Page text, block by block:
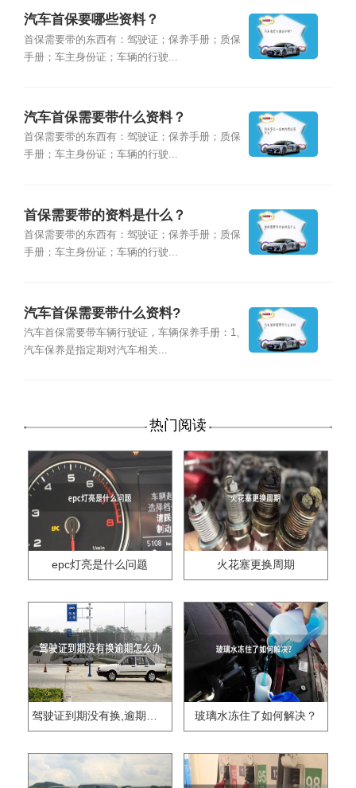
汽车首保要哪些资料？
首保需要带的东西有：驾驶证；保养手册；质保
手册；车主身份证；车辆的行驶...
汽车首保需要带什么资料？
首保需要带的东西有：驾驶证；保养手册；质保
手册；车主身份证；车辆的行驶...
首保需要带的资料是什么？
首保需要带的东西有：驾驶证；保养手册；质保
手册；车主身份证；车辆的行驶...
汽车首保需要带什么资料?
汽车首保需要带车辆行驶证，车辆保养手册：1、
汽车保养是指定期对汽车相关...
热门阅读
epc灯亮是什么问题 火花塞更换周期
驾驶证到期没有换,逾期怎么办?? 玻璃水冻住了如何解决？